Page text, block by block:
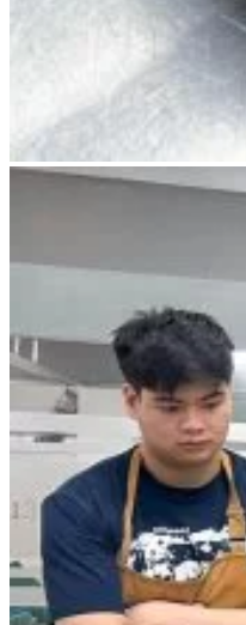
Văn Hóa Ẩm
Sự Kiện Hướng
Siêu Thị ĐVP
Chưa có sản
Chưa có sản phẩm